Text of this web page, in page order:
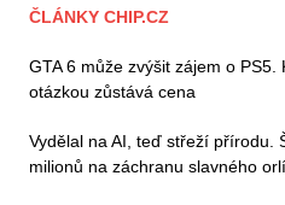
ČLÁNKY CHIP.CZ
GTA 6 může zvýšit zájem o PS5.
otázkou zůstává cena
Vydělal na AI, teď střeží přírodu.
milionů na záchranu slavného